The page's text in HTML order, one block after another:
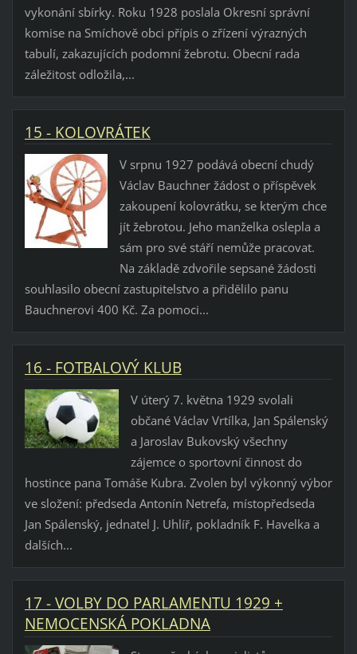
vykonání sbírky. Roku 1928 poslala Okresní správní
komise na Smíchově obci přípis o zřízení výrazných
tabulí, zakazujících podomní žebrotu. Obecní rada
záležitost odložila,...
15 - KOLOVRÁTEK
V srpnu 1927 podává obecní chudý
Václav Bauchner žádost o příspěvek
zakoupení kolovrátku, se kterým chce
jít žebrotou. Jeho manželka oslepla a
sám pro své stáří nemůže pracovat.
Na základě zdvořile sepsané žádosti
souhlasilo obecní zastupitelstvo a přidělilo panu
Bauchnerovi 400 Kč. Za pomoci...
16 - FOTBALOVÝ KLUB
V úterý 7. května 1929 svolali
občané Václav Vrtílka, Jan Spálenský
a Jaroslav Bukovský všechny
zájemce o sportovní činnost do
hostince pana Tomáše Kubra. Zvolen byl výkonný výbor
ve složení: předseda Antonín Netrefa, místopředseda
Jan Spálenský, jednatel J. Uhlíř, pokladník F. Havelka a
dalších...
17 - VOLBY DO PARLAMENTU 1929 +
NEMOCENSKÁ POKLADNA